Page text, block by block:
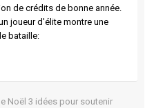
de crédits de bonne année.
joueur d'élite montre une
bataille:
Noël 3 idées pour soutenir